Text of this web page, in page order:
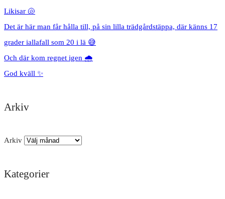
Likisar 🐚
Det är här man får hålla till, på sin lilla trädgårdstäppa, där känns 17
grader iallafall som 20 i lä 😅
Och där kom regnet igen 🌧️
God kväll ✨
Arkiv
Arkiv
Kategorier